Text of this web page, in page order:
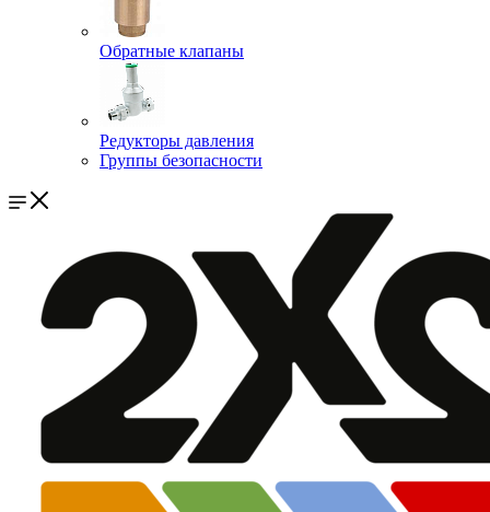
Обратные клапаны
Редукторы давления
Группы безопасности